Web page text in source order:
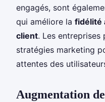
engagés, sont
qui améliore la fidélité
client. Les entreprises
stratégies marketing
attentes des
Augmentation